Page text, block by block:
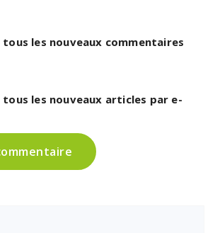
tous les nouveaux commentaires
tous les nouveaux articles par e-